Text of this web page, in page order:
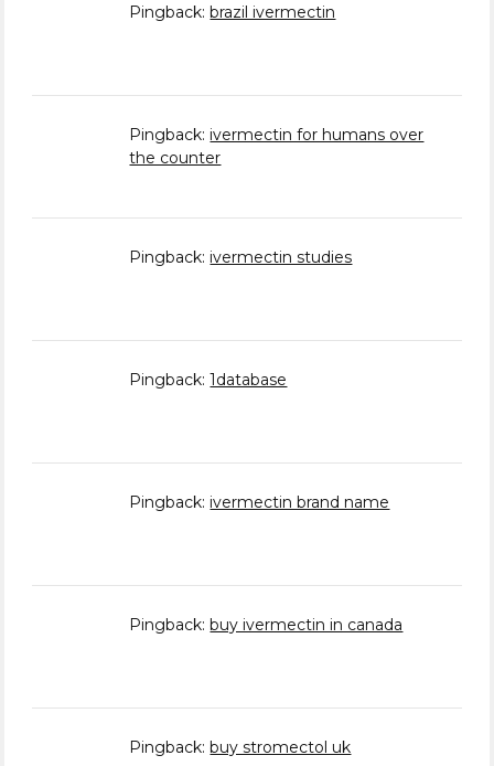
Pingback:brazil ivermectin
Pingback: ivermectin for humans over
the counter
Pingback: ivermectin studies
Pingback:1database
Pingback: ivermectin brand name
Pingback:buy ivermectin in canada
Pingback:buy stromectol uk